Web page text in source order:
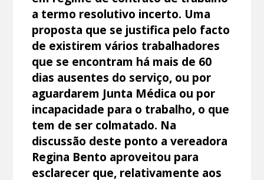
a termo resolutivo incerto. Uma
proposta que se justifica pelo facto
de existirem vários trabalhadores
que se encontram há mais de 60
dias ausentes do serviço, ou por
aguardarem Junta Médica ou por
incapacidade para o trabalho, o que
tem de ser colmatado. Na
discussão deste ponto a vereadora
Regina Bento aproveitou para
esclarecer que, relativamente aos